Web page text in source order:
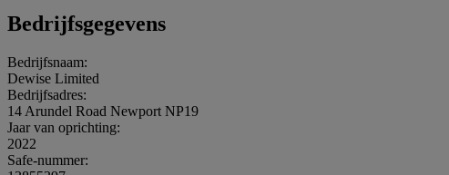
Bedrijfsgegevens
Bedrijfsnaam:
Dewise Limited
Bedrijfsadres:
14 Arundel Road Newport NP19
Jaar van oprichting:
2022
Safe-nummer: